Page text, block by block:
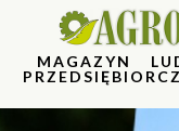
MAGAZYN